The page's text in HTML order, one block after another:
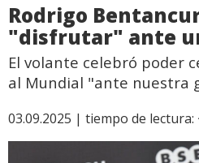
Rodrigo
"disfrutar" ante
El volante celebró poder
al Mundial "ante nuestra
03.09.2025 | tiempo de lectura: